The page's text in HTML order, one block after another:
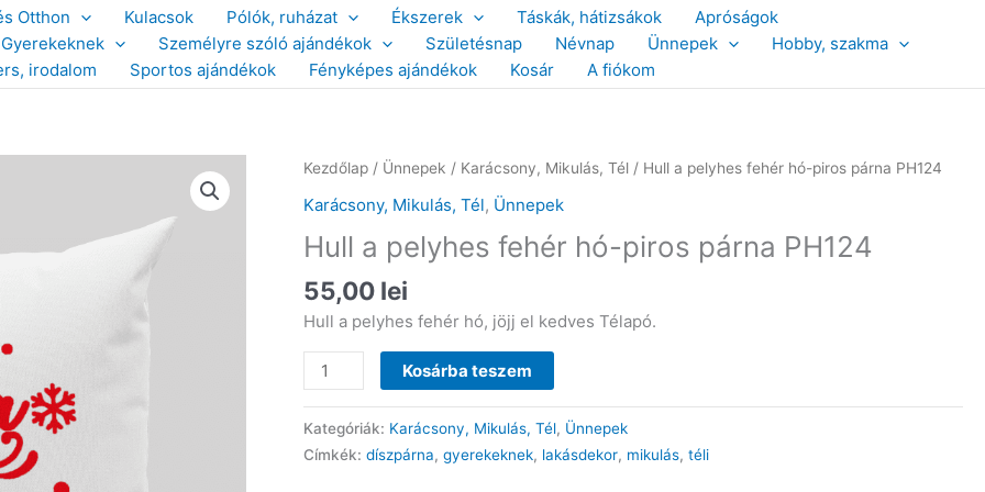
Otthon Kulacsok Pólók, ruházat Ékszerek Táskák, hátizsákok
Apróságok
Gyerekeknek Személyre szóló ajándékok Születésnap Névnap Ünnepek
Hobby, szakma
irodalom Sportos ajándékok Fényképes ajándékok Kosár A fiókom
Kezdőlap / Ünnepek / Karácsony, Mikulás, Tél / Hull a pelyhes fehér hó-piros párna PH124
Karácsony, Mikulás, Tél, Ünnepek
Hull a pelyhes fehér hó-piros párna PH124
55,00 lei
Hull a pelyhes fehér hó, jöjj el kedves Télapó.
Hull
a
fehér
Kosárba teszem
Kategóriák: Karácsony, Mikulás, Tél, Ünnepek
Címkék:díszpárna,gyerekeknek, lakásdekor, mikulás,téli